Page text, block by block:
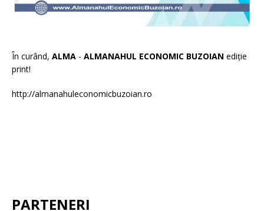
În curând, ALMA - ALMANAHUL ECONOMIC BUZOIAN ediție
print!
http://almanahuleconomicbuzoian.ro
PARTENERI